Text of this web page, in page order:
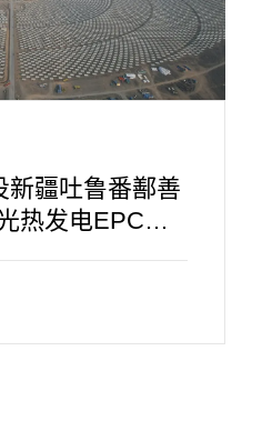
新疆吐鲁番鄯善
热发电EPC工
三批辅机设备